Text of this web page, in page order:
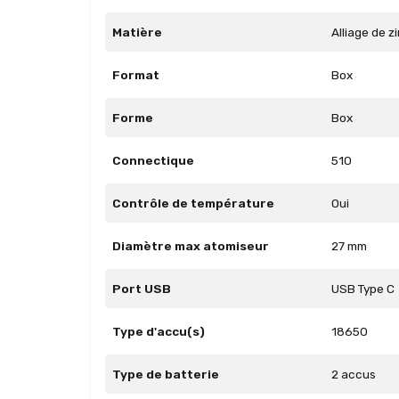
Matière Alliage de
Format Box
Forme Box
Connectique 510
Contrôle de température Oui
Diamètre max atomiseur 27 mm
Port USB USB Type C
Type d'accu(s) 18650
Type de batterie 2 accus